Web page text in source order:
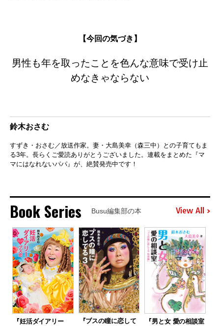
【今回の気づき】
男性も年を取ったことを色んな意味で受け止
めなきゃならない
鈴木おさむ
すずき・おさむ／放送作家。妻・大島美幸（森三中）との子育てもま
る3年。長らくご愛読ありがとうございました。連載をまとめた『マ
マにはなれないパパ』が、絶賛発売中です！
Book Series Busu編集部の本 View All
『妊活ダイアリー
『ブスの瞳に恋して
『男と女 愛の相談室